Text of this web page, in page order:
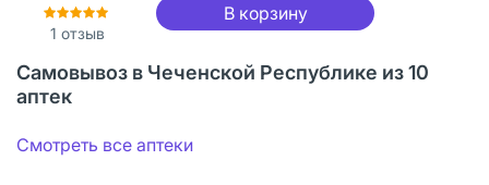
1 отзыв
В корзину
Самовывоз в Чеченской Республике из 10
аптек
Смотреть все аптеки